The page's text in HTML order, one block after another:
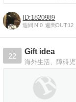
1820989
週間IN:0 週間OUT:12
22
Gift idea